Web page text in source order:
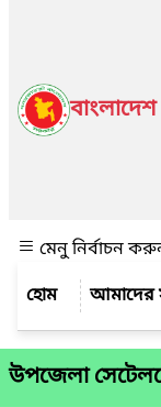
মেনু নির্বাচন
আমাদের
উপজেলা